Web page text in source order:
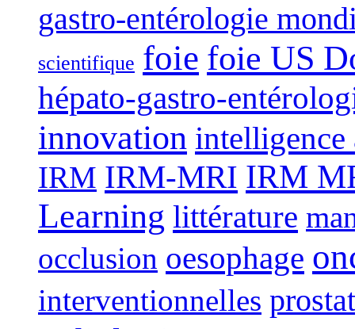
gastro-entérologie
scientifique foie foie US
hépato-gastro-
innovation
IRM IRM-MRI IRM
Learning littérature
occlusion oesophage
interventionnelles